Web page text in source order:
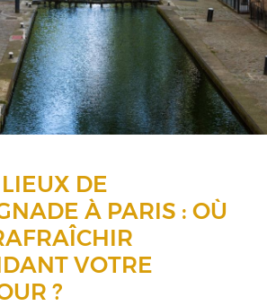
DE
À PARIS : OÙ
VOTRE
?